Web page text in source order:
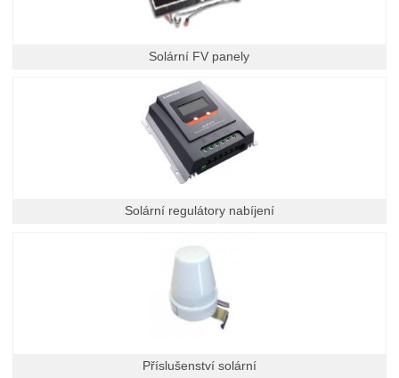
Solární FV panely
Solární regulátory nabíjení
Příslušenství solární